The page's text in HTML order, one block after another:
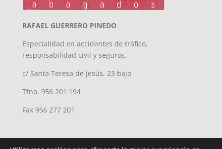
RAFAEL GUERRERO PINEDO
Especialidad en accidentes de tráfico,
responsabilidad civil y seguros.
c/ Santa Teresa de Jesús, 23 bajo
Tfno. 956 201 194
Fax 956 277 201